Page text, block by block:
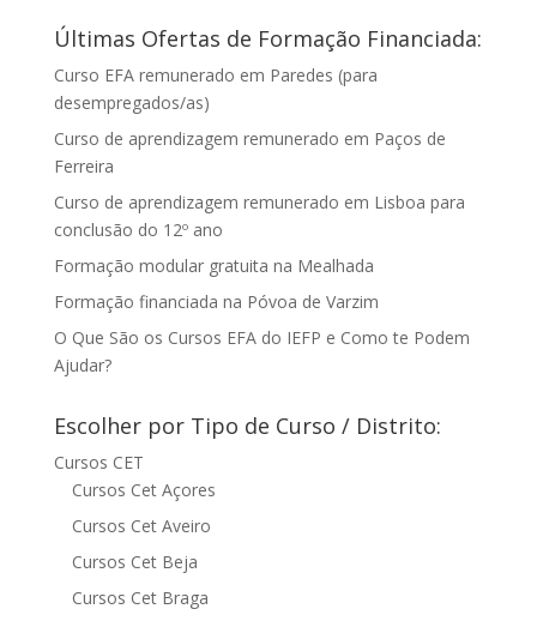
Últimas Ofertas de Formação Financiada:
Curso EFA remunerado em Paredes (para
desempregados/as)
Curso de aprendizagem remunerado em Paços de
Ferreira
Curso de aprendizagem remunerado em Lisboa para
conclusão do 12º ano
Formação modular gratuita na Mealhada
Formação financiada na Póvoa de Varzim
O Que São os Cursos EFA do IEFP e Como te Podem
Ajudar?
Escolher por Tipo de Curso / Distrito:
Cursos CET
Cursos Cet Açores
Cursos Cet Aveiro
Cursos Cet Beja
Cursos Cet Braga